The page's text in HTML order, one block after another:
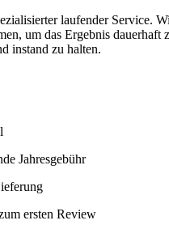
laufender Service.
um das Ergebnis dauerhaft
instand zu halten.
Jahresgebühr
ersten Review